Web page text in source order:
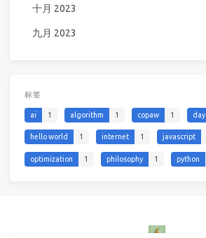
十月 2023
九月 2023
标签
ai 1 algorithm 1 copaw 1 day
hello world 1 internet 1 javascript
optimization 1 philosophy 1 python